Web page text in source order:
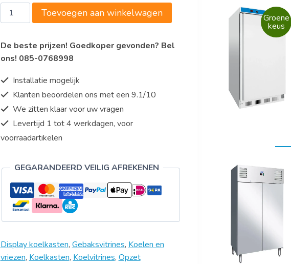
Koelvitrine
SC
AV,
zwart
Toevoegen aan winkelwagen
De beste prijzen! Goedkoper gevonden? Bel
ons! 085-0768998
Installatie mogelijk
Klanten beoordelen ons met een 9.1/10
We zitten klaar voor uw vragen
Levertijd 1 tot 4 werkdagen, voor
voorraadartikelen
GEGARANDEERD VEILIG AFREKENEN
Display koelkasten, Gebaksvitrines, Koelen en
vriezen, Koelkasten, Koelvitrines, Opzet
Groene
keus